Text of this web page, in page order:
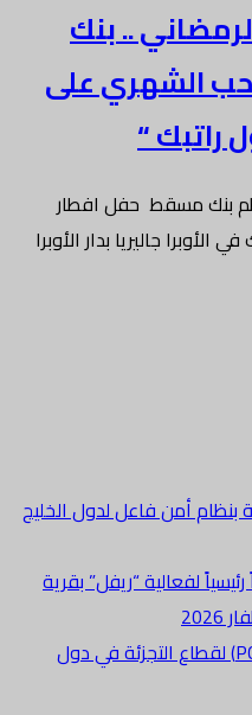
.. بنك
الشهري على
راتبك “
بنك مسقط حفل افطار
جاليريا بدار الأوبرا
بنظام أمن فاعل لدول الخليج
لفعالية “ريفل” بقرية
زوهو تطلق حل نقاط البيع (POS) لقطاع التجزئة في دول